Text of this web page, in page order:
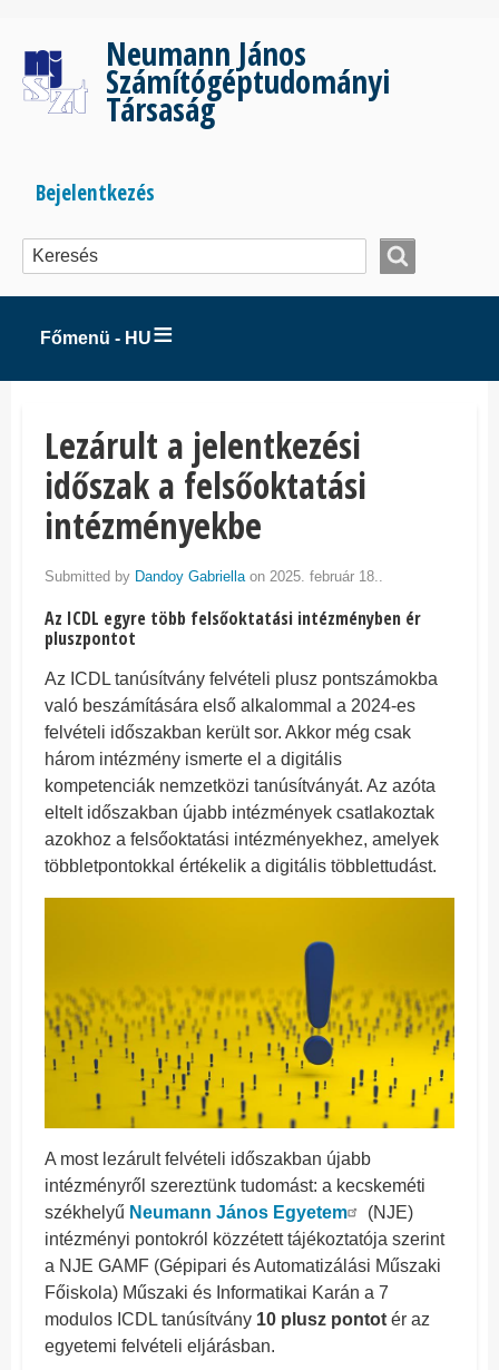
tartalomra
Neumann János
Számítógéptudományi
Társaság
Bejelentkezés
menüje
Bejelentkezés
Főmenü - HU
Lezárult a jelentkezési
időszak a felsőoktatási
intézményekbe
Submitted by Dandoy Gabriellaon 2025. február 18..
Az ICDL egyre több felsőoktatási intézményben ér
pluszpontot
Az ICDL tanúsítvány felvételi plusz pontszámokba
való beszámítására első alkalommal a 2024-es
felvételi időszakban került sor. Akkor még csak
három intézmény ismerte el a digitális
kompetenciák nemzetközi tanúsítványát. Az azóta
eltelt időszakban újabb intézmények csatlakoztak
azokhoz a felsőoktatási intézményekhez, amelyek
többletpontokkal értékelik a digitális többlettudást.
A most lezárult felvételi időszakban újabb
intézményről szereztünk tudomást: a kecskeméti
székhelyű Neumann János Egyetem
(NJE)
intézményi pontokról közzétett tájékoztatója szerint
a NJE GAMF (Gépipari és Automatizálási Műszaki
Főiskola) Műszaki és Informatikai Karán a 7
modulos ICDL tanúsítvány 10 plusz pontot ér az
egyetemi felvételi eljárásban.